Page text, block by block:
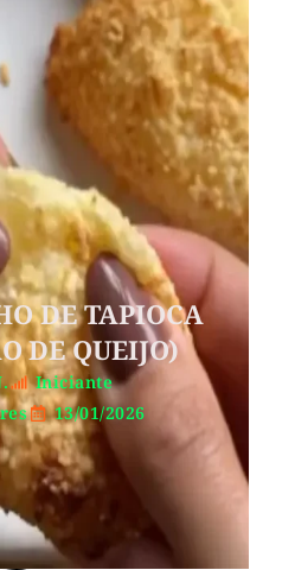
DE TAPIOCA
DE QUEIJO)
Iniciante
13/01/2026